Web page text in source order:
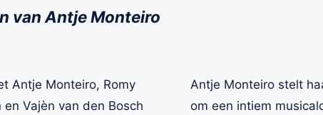
van Antje Monteiro
Antje Monteiro stelt
om een intiem